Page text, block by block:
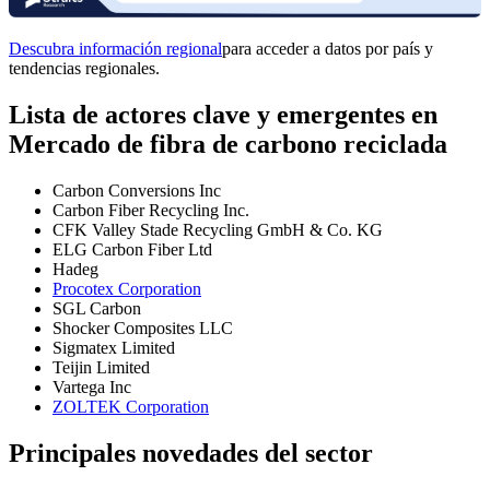
Descubra información regionalpara acceder a datos por país y
tendencias regionales.
Lista de actores clave y emergentes en
Mercado de fibra de carbono reciclada
Carbon Conversions Inc
Carbon Fiber Recycling Inc.
CFK Valley Stade Recycling GmbH & Co. KG
ELG Carbon Fiber Ltd
Hadeg
Procotex Corporation
SGL Carbon
Shocker Composites LLC
Sigmatex Limited
Teijin Limited
Vartega Inc
ZOLTEK Corporation
Principales novedades del sector